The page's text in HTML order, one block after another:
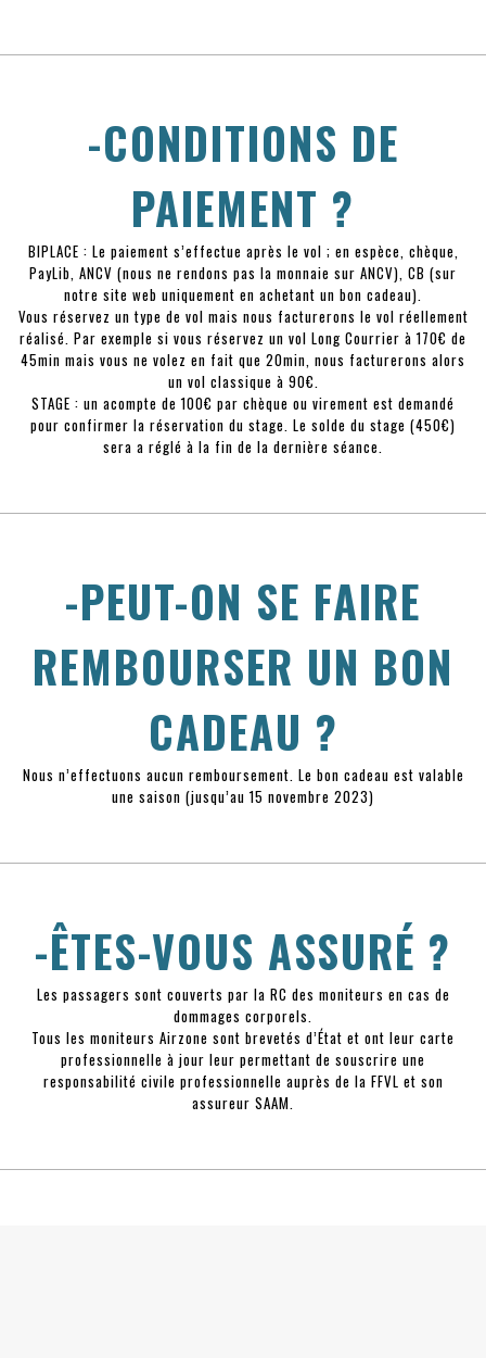
-CONDITIONS DE
PAIEMENT ?
BIPLACE : Le paiement s’effectue après le vol ; en espèce, chèque,
PayLib, ANCV (nous ne rendons pas la monnaie sur ANCV), CB (sur
notre site web uniquement en achetant un bon cadeau).
Vous réservez un type de vol mais nous facturerons le vol réellement
réalisé. Par exemple si vous réservez un vol Long Courrier à 170€ de
45min mais vous ne volez en fait que 20min, nous facturerons alors
un vol classique à 90€.
STAGE : un acompte de 100€ par chèque ou virement est demandé
pour confirmer la réservation du stage. Le solde du stage (450€)
sera a réglé à la fin de la dernière séance.
-PEUT-ON SE FAIRE
REMBOURSER UN BON
CADEAU ?
Nous n’effectuons aucun remboursement. Le bon cadeau est valable
une saison (jusqu’au 15 novembre 2023)
-ÊTES-VOUS ASSURÉ ?
Les passagers sont couverts par la RC des moniteurs en cas de
dommages corporels.
Tous les moniteurs Airzone sont brevetés d’État et ont leur carte
professionnelle à jour leur permettant de souscrire une
responsabilité civile professionnelle auprès de la FFVL et son
assureur SAAM.